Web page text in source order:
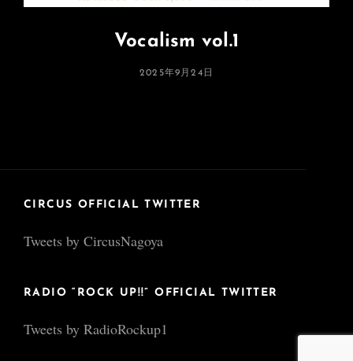
Vocalism vol.1
投
2025年9月24日
CIRCUS OFFICIAL TWITTER
Tweets by CircusNagoya
RADIO “ROCK UP!!” OFFICIAL TWITTER
Tweets by RadioRockup1